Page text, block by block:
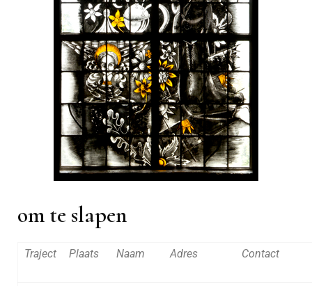
om te slapen
Traject Plaats Naam Adres Contact